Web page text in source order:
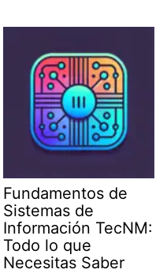
Fundamentos de
Sistemas de
Información TecNM:
Todo lo que
Necesitas Saber